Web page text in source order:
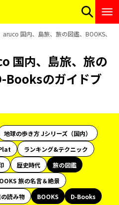
aruco 国内、島旅、旅の図鑑、BOOKS、
国内、島旅、旅の
Booksのガイドブ
地球の歩き方 Jシリーズ（国内）
ランキング&テクニック
歴史時代
旅の図鑑
旅の名言＆絶景
読み物 BOOKS
D-Books